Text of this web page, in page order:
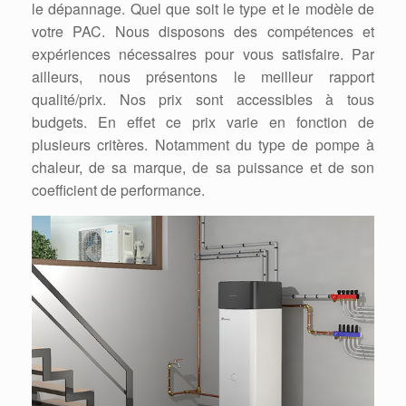
le dépannage. Quel que soit le type et le modèle de
votre PAC. Nous disposons des compétences et
expériences nécessaires pour vous satisfaire. Par
ailleurs, nous présentons le meilleur rapport
qualité/prix. Nos prix sont accessibles à tous
budgets. En effet ce prix varie en fonction de
plusieurs critères. Notamment du type de pompe à
chaleur, de sa marque, de sa puissance et de son
coefficient de performance.